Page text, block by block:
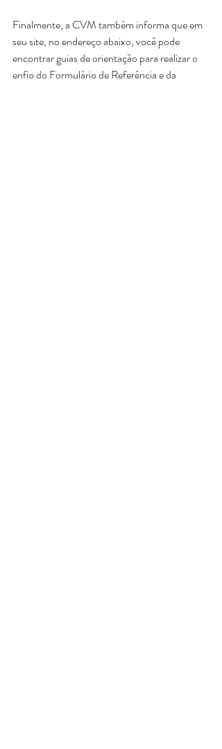
Finalmente, a CVM também informa que em
seu site, no endereço abaixo, você pode
encontrar guias de orientação para realizar o
enfio do Formulário de Referência e da